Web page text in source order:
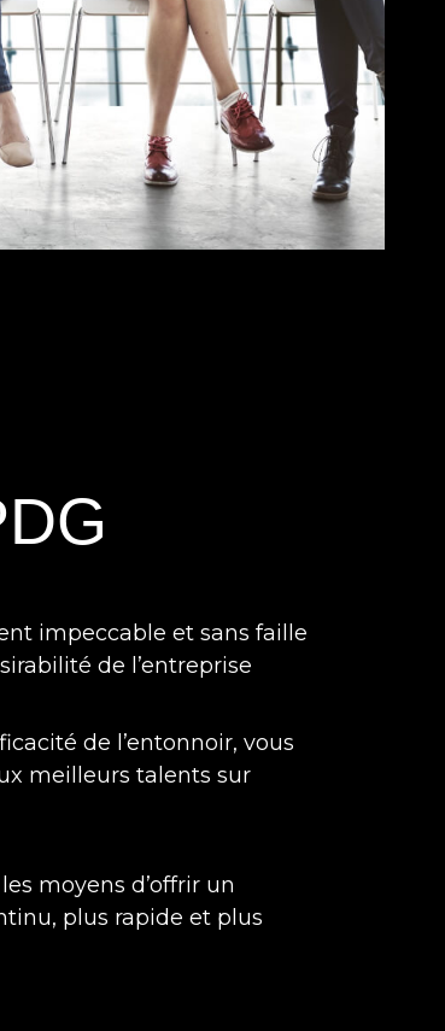
impeccable et sans faille
de l’entreprise
de l’entonnoir, vous
meilleurs talents sur
moyens d’offrir un
plus rapide et plus